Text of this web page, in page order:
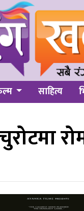
साहित्य